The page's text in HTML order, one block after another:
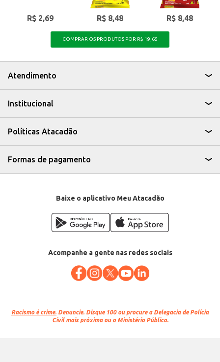
R$ 2,69 R$ 8,48 R$ 8,48
COMPRAR OS PRODUTOS POR R$ 19,65
Atendimento
Institucional
Políticas Atacadão
Formas de pagamento
Baixe o aplicativo Meu Atacadão
Acompanhe a gente nas redes sociais
Racismo é crime. Denuncie. Disque 100 ou procure a Delegacia de Polícia
Civil mais próxima ou o Ministério Público.